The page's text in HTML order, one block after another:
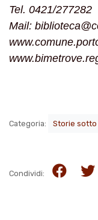
Tel. 0421/277282
Mail:
Categoria: Storie sotto
Condividi: